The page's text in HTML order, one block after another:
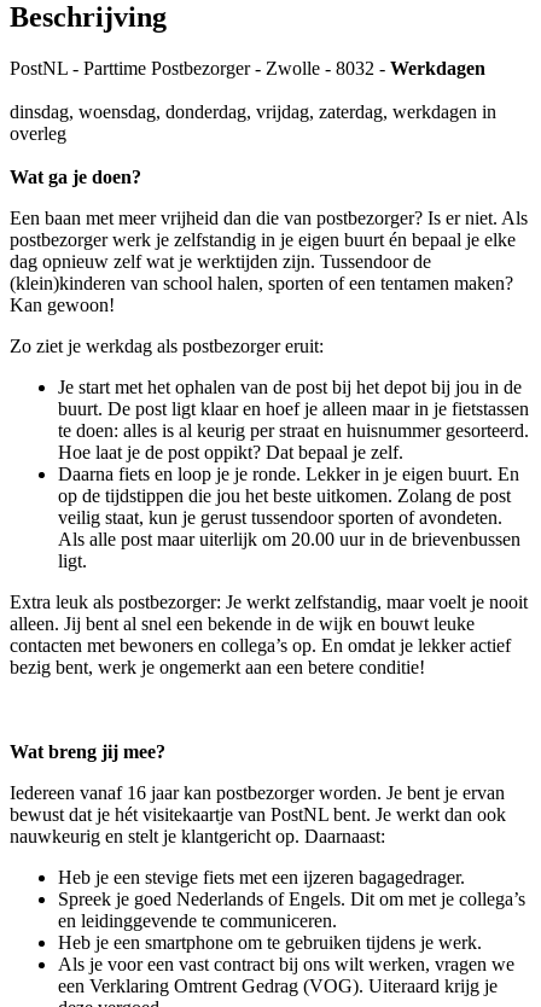
Beschrijving
PostNL - Parttime Postbezorger - Zwolle - 8032 - Werkdagen
dinsdag, woensdag, donderdag, vrijdag, zaterdag, werkdagen in
overleg
Wat ga je doen?
Een baan met meer vrijheid dan die van postbezorger? Is er niet. Als
postbezorger werk je zelfstandig in je eigen buurt én bepaal je elke
dag opnieuw zelf wat je werktijden zijn. Tussendoor de
(klein)kinderen van school halen, sporten of een tentamen maken?
Kan gewoon!
Zo ziet je werkdag als postbezorger eruit:
Je start met het ophalen van de post bij het depot bij jou in de
buurt. De post ligt klaar en hoef je alleen maar in je fietstassen
te doen: alles is al keurig per straat en huisnummer gesorteerd.
Hoe laat je de post oppikt? Dat bepaal je zelf.
Daarna fiets en loop je je ronde. Lekker in je eigen buurt. En
op de tijdstippen die jou het beste uitkomen. Zolang de post
veilig staat, kun je gerust tussendoor sporten of avondeten.
Als alle post maar uiterlijk om 20.00 uur in de brievenbussen
ligt.
Extra leuk als postbezorger: Je werkt zelfstandig, maar voelt je nooit
alleen. Jij bent al snel een bekende in de wijk en bouwt leuke
contacten met bewoners en collega’s op. En omdat je lekker actief
bezig bent, werk je ongemerkt aan een betere conditie!
Wat breng jij mee?
Iedereen vanaf 16 jaar kan postbezorger worden. Je bent je ervan
bewust dat je hét visitekaartje van PostNL bent. Je werkt dan ook
nauwkeurig en stelt je klantgericht op. Daarnaast:
Heb je een stevige fiets met een ijzeren bagagedrager.
Spreek je goed Nederlands of Engels. Dit om met je collega’s
en leidinggevende te communiceren.
Heb je een smartphone om te gebruiken tijdens je werk.
Als je voor een vast contract bij ons wilt werken, vragen we
een Verklaring Omtrent Gedrag (VOG). Uiteraard krijg je